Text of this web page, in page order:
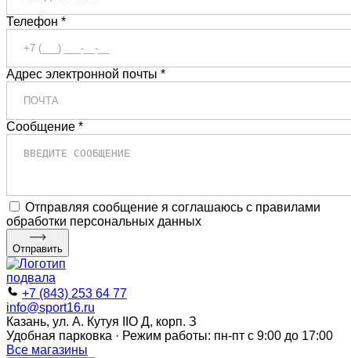
Телефон *
Адрес электронной почты *
Сообщение *
Отправляя сообщение я соглашаюсь с правилами
обработки персональных данных
Отправить
+7 (843) 253 64 77
info@sport16.ru
Казань, ул. А. Кутуя IIO Д, корп. З
Удобная парковка · Режим работы: пн-пт с 9:00 до 17:00
Все магазины